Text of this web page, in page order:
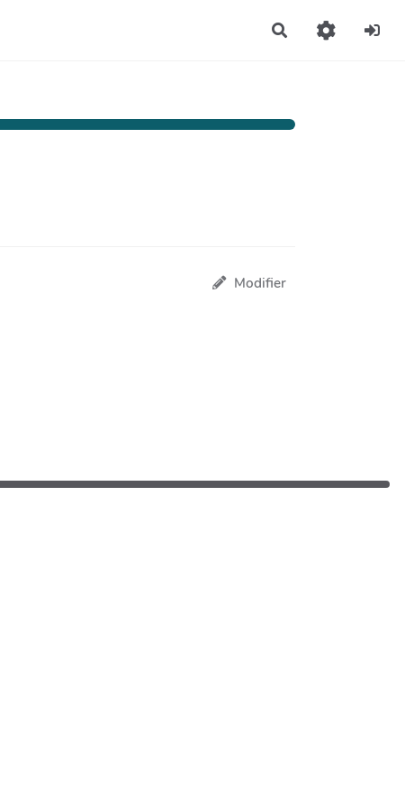
Rechercher
Modifier